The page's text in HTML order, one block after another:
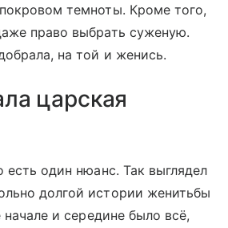
темноты. Кроме того,
право выбрать суженую.
на той и женись.
царская
один нюанс. Так выглядел
долгой истории женитьбы
и середине было всё,